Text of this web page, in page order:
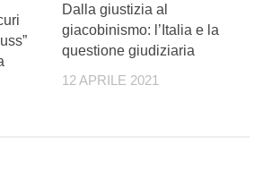
Dalla giustizia al
giacobinismo: l’Italia e la
questione giudiziaria
12 APRILE 2021